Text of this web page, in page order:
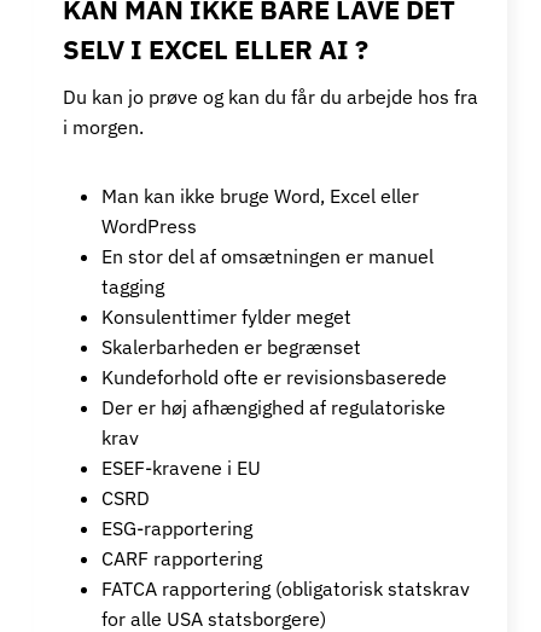
KAN MAN IKKE BARE LAVE DET
SELV I EXCEL ELLER AI ?
Du kan jo prøve og kan du får du arbejde hos fra
i morgen.
Man kan ikke bruge Word, Excel eller
WordPress
En stor del af omsætningen er manuel
tagging
Konsulenttimer fylder meget
Skalerbarheden er begrænset
Kundeforhold ofte er revisionsbaserede
Der er høj afhængighed af regulatoriske
krav
ESEF-kravene i EU
CSRD
ESG-rapportering
CARF rapportering
FATCA rapportering (obligatorisk statskrav
for alle USA statsborgere)